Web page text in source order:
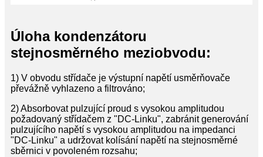
Úloha kondenzátoru
stejnosměrného meziobvodu:
1) V obvodu střídače je výstupní napětí usměrňovače
převážně vyhlazeno a filtrováno;
2) Absorbovat pulzující proud s vysokou amplitudou
požadovaný střídačem z "DC-Linku", zabránit generování
pulzujícího napětí s vysokou amplitudou na impedanci
"DC-Linku" a udržovat kolísání napětí na stejnosměrné
sběrnici v povoleném rozsahu;